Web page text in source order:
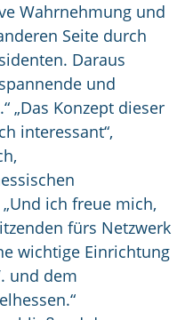
Wahrnehmung und
Seite durch
Daraus
und
„Das Konzept dieser
interessant“,
ich freue mich,
fürs Netzwerk
wichtige Einrichtung
und dem